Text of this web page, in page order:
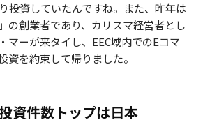
投資していたんですね。また、昨年は
の創業者であり、カリスマ経営者とし
マーが来タイし、EEC域内でのEコマ
資を約束して帰りました。
資件数トップは日本